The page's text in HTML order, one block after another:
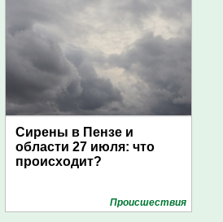
Сирены в Пензе и
области 27 июля: что
происходит?
Проиcшествия